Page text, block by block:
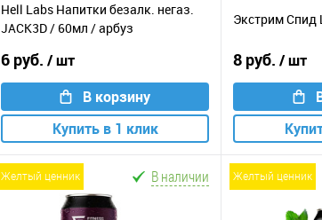
Hell Labs Напитки безалк. негаз.
JACK3D / 60мл / арбуз
6 руб. / шт
В корзину
Купить в 1 клик
Экстрим Спид
8 руб. / шт
желтый ценник В наличии желтый ценник